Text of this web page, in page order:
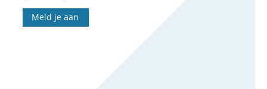
Meld je aan